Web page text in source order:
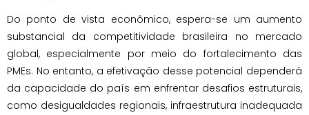
Do ponto de vista econômico, espera-se um aumento
substancial da competitividade brasileira no mercado
global, especialmente por meio do fortalecimento das
PMEs. No entanto, a efetivação desse potencial dependerá
da capacidade do país em enfrentar desafios estruturais,
como desigualdades regionais, infraestrutura inadequada